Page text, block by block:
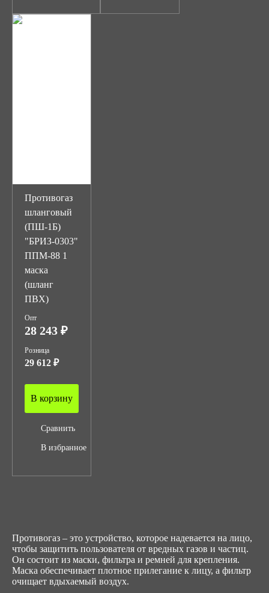
Противогаз
шланговый
(ПШ-1Б)
"БРИЗ-0303"
ППМ-88 1
маска
(шланг
ПВХ)
Опт
28 243 ₽
Розница
29 612 ₽
В корзину
Сравнить
В избранное
Противогаз – это устройство, которое надевается на лицо,
чтобы защитить пользователя от вредных газов и частиц.
Он состоит из маски, фильтра и ремней для крепления.
Маска обеспечивает плотное прилегание к лицу, а фильтр
очищает вдыхаемый воздух.